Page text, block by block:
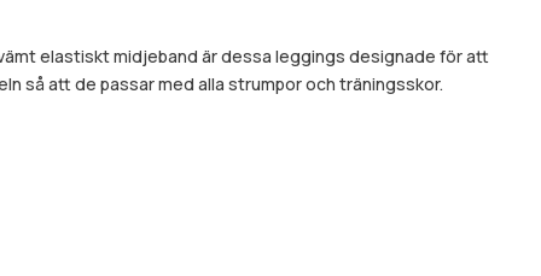
elastiskt midjeband är dessa leggings designade för att
så att de passar med alla strumpor och träningsskor.